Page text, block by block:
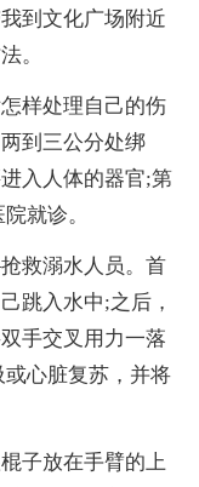
到文化广场附近
。
样处理自己的伤
到三公分处绑
入人体的器官;第
就诊。
溺水人员。首
跳入水中;之后，
手交叉用力一落
心脏复苏，并将
子放在手臂的上